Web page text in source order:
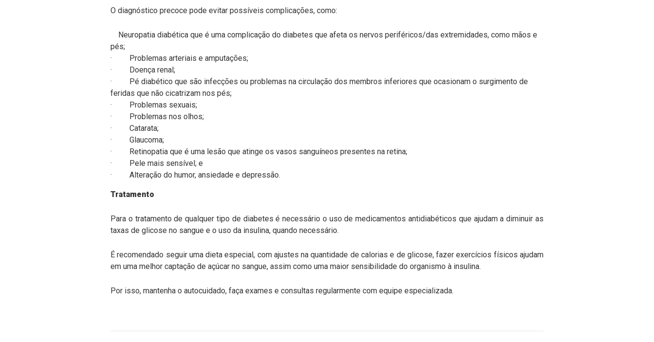
O diagnóstico precoce pode evitar possíveis complicações, como:
Neuropatia diabética que é uma complicação do diabetes que afeta os nervos periféricos/das extremidades, como mãos e
pés;
· Problemas arteriais e amputações;
· Doença renal;
· Pé diabético que são infecções ou problemas na circulação dos membros inferiores que ocasionam o surgimento de
feridas que não cicatrizam nos pés;
· Problemas sexuais;
· Problemas nos olhos;
· Catarata;
· Glaucoma;
· Retinopatia que é uma lesão que atinge os vasos sanguíneos presentes na retina;
· Pele mais sensível; e
· Alteração do humor, ansiedade e depressão.
Tratamento
Para o tratamento de qualquer tipo de diabetes é necessário o uso de medicamentos antidiabéticos que ajudam a diminuir as
taxas de glicose no sangue e o uso da insulina, quando necessário.
É recomendado seguir uma dieta especial, com ajustes na quantidade de calorias e de glicose, fazer exercícios físicos ajudam
em uma melhor captação de açúcar no sangue, assim como uma maior sensibilidade do organismo à insulina.
Por isso, mantenha o autocuidado, faça exames e consultas regularmente com equipe especializada.